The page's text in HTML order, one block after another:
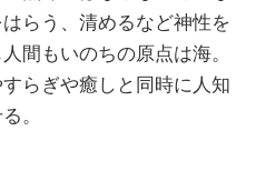
らう、清めるなど神性を
間もいのちの原点は海。
らぎや癒しと同時に人知
。